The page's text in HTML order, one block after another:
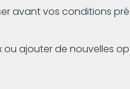
avant vos conditions
ou ajouter de nouvelles